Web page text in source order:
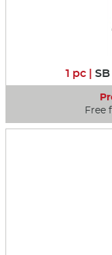
1 pc |
Free